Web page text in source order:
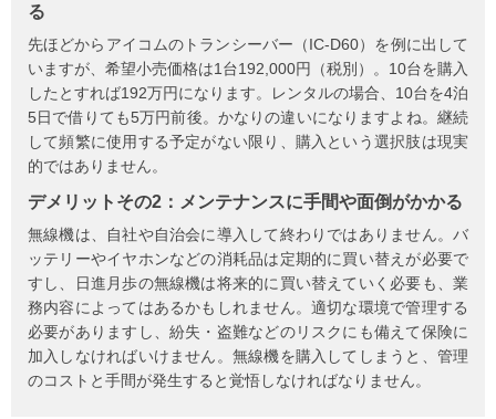
る
先ほどからアイコムのトランシーバー（IC-D60）を例に出して
いますが、希望小売価格は1台192,000円（税別）。10台を購入
したとすれば192万円になります。レンタルの場合、10台を4泊
5日で借りても5万円前後。かなりの違いになりますよね。継続
して頻繁に使用する予定がない限り、購入という選択肢は現実
的ではありません。
デメリットその2：メンテナンスに手間や面倒がかかる
無線機は、自社や自治会に導入して終わりではありません。バ
ッテリーやイヤホンなどの消耗品は定期的に買い替えが必要で
すし、日進月歩の無線機は将来的に買い替えていく必要も、業
務内容によってはあるかもしれません。適切な環境で管理する
必要がありますし、紛失・盗難などのリスクにも備えて保険に
加入しなければいけません。無線機を購入してしまうと、管理
のコストと手間が発生すると覚悟しなければなりません。